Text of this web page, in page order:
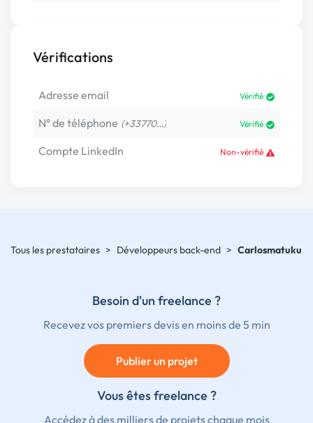
Vérifications
Adresse email Vérifié
N° de téléphone (+33770…) Vérifié
Compte LinkedIn Non-vérifié
Tous les prestataires > Développeurs back-end > Carlosmatuku
Besoin d'un freelance ?
Recevez vos premiers devis en moins de 5 min
Publier un projet
Vous êtes freelance ?
Accédez à des milliers de projets chaque mois